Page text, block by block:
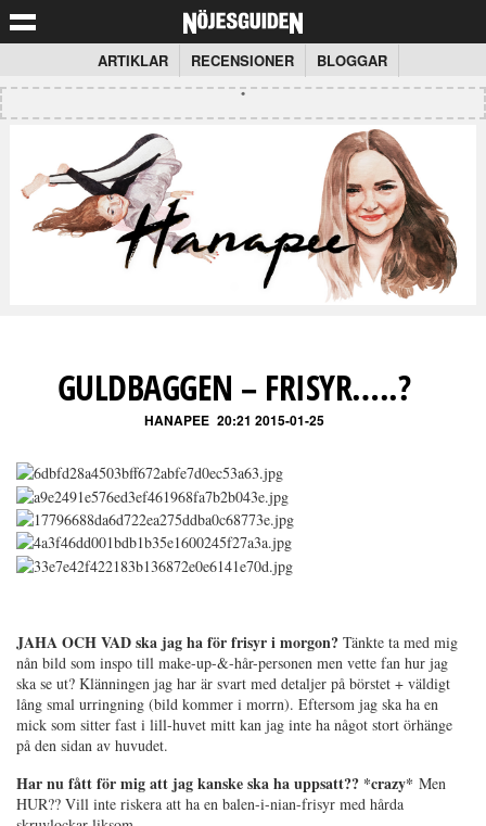
ARTIKLAR RECENSIONER BLOGGAR
GULDBAGGEN – FRISYR…..?
HANAPEE 20:21 2015-01-25
JAHA OCH VAD ska jag ha för frisyr i morgon? Tänkte ta med mig
nån bild som inspo till make-up-&-hår-personen men vette fan hur jag
ska se ut? Klänningen jag har är svart med detaljer på börstet + väldigt
lång smal urringning (bild kommer i morrn). Eftersom jag ska ha en
mick som sitter fast i lill-huvet mitt kan jag inte ha något stort örhänge
på den sidan av huvudet.
Har nu fått för mig att jag kanske ska ha uppsatt?? *crazy* Men
HUR?? Vill inte riskera att ha en balen-i-nian-frisyr med hårda